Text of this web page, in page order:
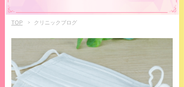
TOP クリニックブログ